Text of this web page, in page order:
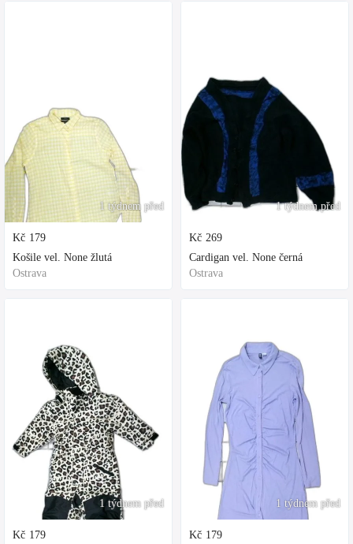
1 týdnem před
Kč 179
Košile vel. None žlutá
Ostrava
1 týdnem před
Kč 179
1 týdnem před
Kč 269
Cardigan vel. None černá
Ostrava
1 týdnem před
Kč 179